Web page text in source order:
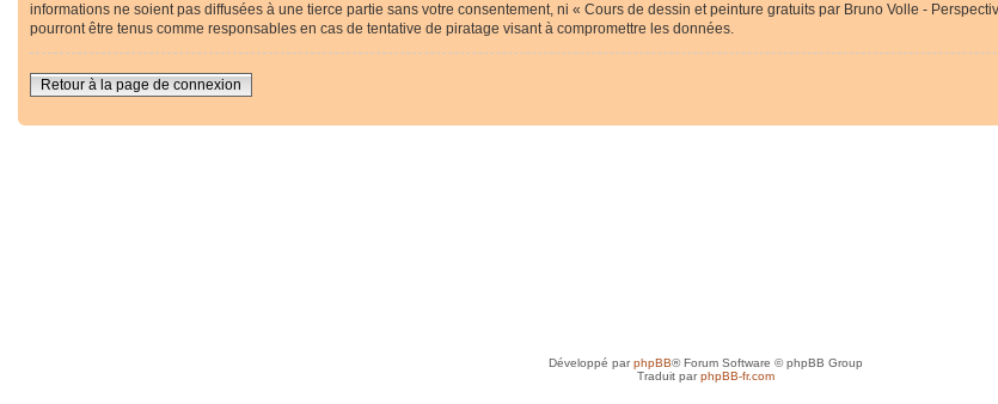
informations ne soient pas diffusées à une tierce partie sans votre consentement, ni « Cours de dessin et peinture gratuits par Bruno Volle -
pourront être tenus comme responsables en cas de tentative de piratage visant à compromettre les données.
Retour à la page de connexion
Développé parphpBB® Forum Software © phpBB Group
Traduit parphpBB-fr.com